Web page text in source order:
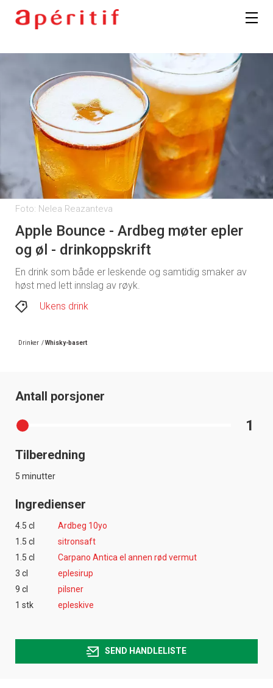
Foto: Nelea Reazanteva
Apple Bounce - Ardbeg møter epler
og øl - drinkoppskrift
En drink som både er leskende og samtidig smaker av
høst med lett innslag av røyk.
Ukens drink
Drinker /Whisky-basert
Antall porsjoner
1
Tilberedning
5 minutter
Ingredienser
4.5 cl
Ardbeg 10yo
1.5 cl
sitronsaft
1.5 cl
Carpano Antica el annen rød vermut
3 cl
eplesirup
9 cl
pilsner
1 stk
epleskive
SEND HANDLELISTE